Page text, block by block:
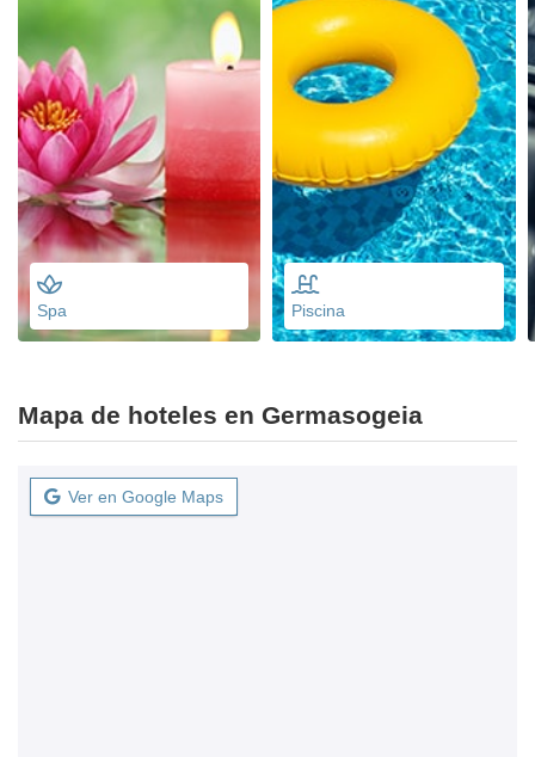
Spa Piscina
Mapa de hoteles en Germasogeia
Ver en Google Maps